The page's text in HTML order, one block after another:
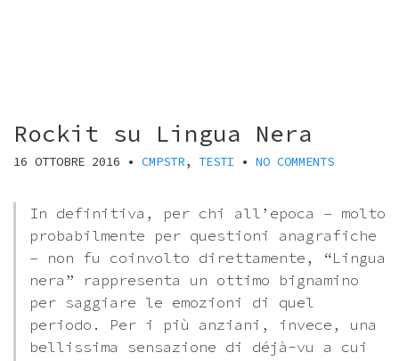
Rockit su Lingua Nera
16 OTTOBRE 2016 • CMPSTR, TESTI • NO COMMENTS
In definitiva, per chi all’epoca – molto
probabilmente per questioni anagrafiche
– non fu coinvolto direttamente, “Lingua
nera” rappresenta un ottimo bignamino
per saggiare le emozioni di quel
periodo. Per i più anziani, invece, una
bellissima sensazione di déjà-vu a cui